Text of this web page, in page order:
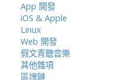
App 開發
iOS & Apple
Linux
Web 開發
假文青聽音樂
其他雜項
區塊鏈